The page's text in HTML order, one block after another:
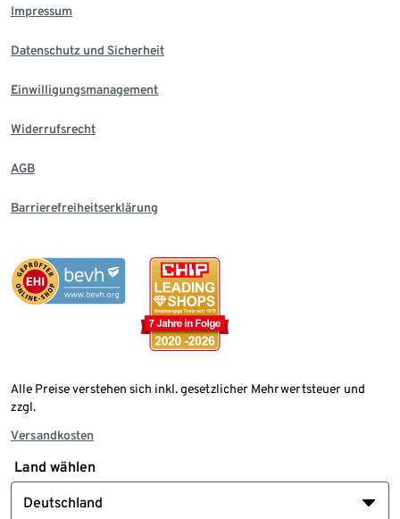
Impressum
Datenschutz und Sicherheit
Einwilligungsmanagement
Widerrufsrecht
AGB
Barrierefreiheitserklärung
Alle Preise verstehen sich inkl. gesetzlicher Mehrwertsteuer und
zzgl.
Versandkosten
Land wählen
Deutschland